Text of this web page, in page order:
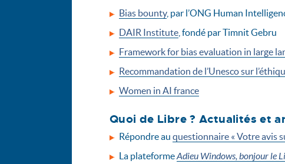
Bias bounty, par l’ONG Human
DAIR Institute, fondé par Timnit Gebru
Framework for bias evaluation in large
Recommandation de l’Unesco sur
Women in AI france
Quoi de Libre ? Actualités et
Répondre au questionnaire « Votre avis
La plateformeAdieu Windows, bonjour le